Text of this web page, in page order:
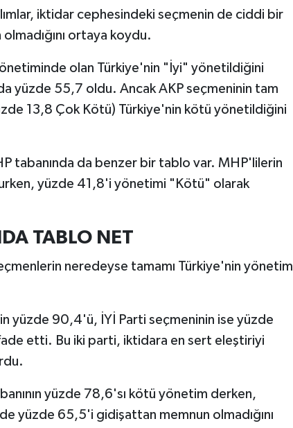
iktidar cephesindeki seçmenin de ciddi bir
ortaya koydu.
olan Türkiye'nin "İyi" yönetildiğini
yüzde 55,7 oldu. Ancak AKP seçmeninin tam
13,8 Çok Kötü) Türkiye'nin kötü yönetildiğini
tabanında da benzer bir tablo var. MHP'lilerin
yüzde 41,8'i yönetimi "Kötü" olarak
TABLO NET
neredeyse tamamı Türkiye'nin yönetim
yüzde 90,4'ü, İYİ Parti seçmeninin ise yüzde
etti. Bu iki parti, iktidara en sert eleştiriyi
yüzde 78,6'sı kötü yönetim derken,
yüzde 65,5'i gidişattan memnun olmadığını